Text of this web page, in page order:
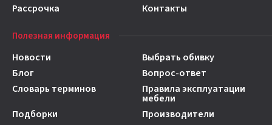
Рассрочка
Контакты
Полезная информация
Новости
Выбрать обивку
Блог
Вопрос-ответ
Словарь терминов
Правила эксплуатации
мебели
Подборки
Производители